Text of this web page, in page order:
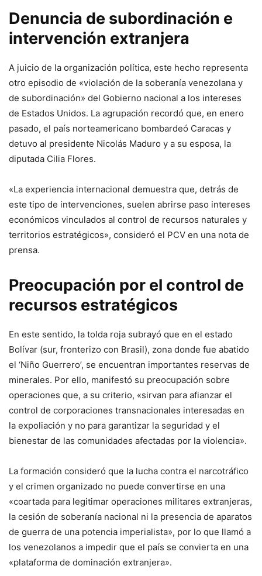
Denuncia de subordinación e
intervención extranjera
A juicio de la organización política, este hecho representa
otro episodio de «violación de la soberanía venezolana y
de subordinación» del Gobierno nacional a los intereses
de Estados Unidos. La agrupación recordó que, en enero
pasado, el país norteamericano bombardeó Caracas y
detuvo al presidente Nicolás Maduro y a su esposa, la
diputada Cilia Flores.
«La experiencia internacional demuestra que, detrás de
este tipo de intervenciones, suelen abrirse paso intereses
económicos vinculados al control de recursos naturales y
territorios estratégicos», consideró el PCV en una nota de
prensa.
Preocupación por el control de
recursos estratégicos
En este sentido, la tolda roja subrayó que en el estado
Bolívar (sur, fronterizo con Brasil), zona donde fue abatido
el ‘Niño Guerrero’, se encuentran importantes reservas de
minerales. Por ello, manifestó su preocupación sobre
operaciones que, a su criterio, «sirvan para afianzar el
control de corporaciones transnacionales interesadas en
la expoliación y no para garantizar la seguridad y el
bienestar de las comunidades afectadas por la violencia».
La formación consideró que la lucha contra el narcotráfico
y el crimen organizado no puede convertirse en una
«coartada para legitimar operaciones militares extranjeras,
la cesión de soberanía nacional ni la presencia de aparatos
de guerra de una potencia imperialista», por lo que llamó a
los venezolanos a impedir que el país se convierta en una
«plataforma de dominación extranjera».